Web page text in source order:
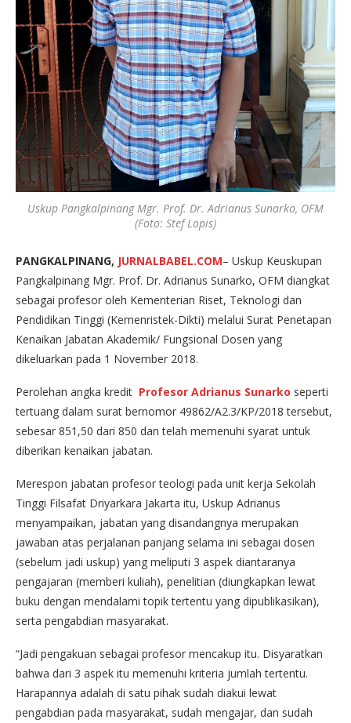
Uskup Pangkalpinang Mgr. Prof. Dr. Adrianus Sunarko, OFM
(Foto: Stef Lopis)
PANGKALPINANG, JURNALBABEL.COM– Uskup Keuskupan
Pangkalpinang Mgr. Prof. Dr. Adrianus Sunarko, OFM diangkat
sebagai profesor oleh Kementerian Riset, Teknologi dan
Pendidikan Tinggi (Kemenristek-Dikti) melalui Surat Penetapan
Kenaikan Jabatan Akademik/ Fungsional Dosen yang
dikeluarkan pada 1 November 2018.
Perolehan angka kredit Profesor Adrianus Sunarko seperti
tertuang dalam surat bernomor 49862/A2.3/KP/2018 tersebut,
sebesar 851,50 dari 850 dan telah memenuhi syarat untuk
diberikan kenaikan jabatan.
Merespon jabatan profesor teologi pada unit kerja Sekolah
Tinggi Filsafat Driyarkara Jakarta itu, Uskup Adrianus
menyampaikan, jabatan yang disandangnya merupakan
jawaban atas perjalanan panjang selama ini sebagai dosen
(sebelum jadi uskup) yang meliputi 3 aspek diantaranya
pengajaran (memberi kuliah), penelitian (diungkapkan lewat
buku dengan mendalami topik tertentu yang dipublikasikan),
serta pengabdian masyarakat.
“Jadi pengakuan sebagai profesor mencakup itu. Disyaratkan
bahwa dari 3 aspek itu memenuhi kriteria jumlah tertentu.
Harapannya adalah di satu pihak sudah diakui lewat
pengabdian pada masyarakat, sudah mengajar, dan sudah